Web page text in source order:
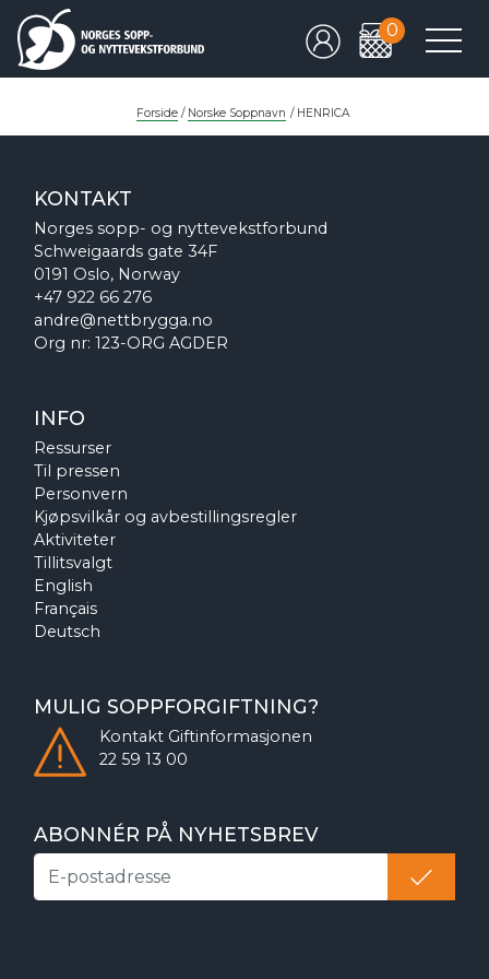
0
Forside / Norske Soppnavn / HENRICA
KONTAKT
Norges sopp- og nyttevekstforbund
Schweigaards gate 34F
0191 Oslo, Norway
+47 922 66 276
andre@nettbrygga.no
Org nr: 123-ORG AGDER
INFO
Ressurser
Til pressen
Personvern
Kjøpsvilkår og avbestillingsregler
Aktiviteter
Tillitsvalgt
English
Français
Deutsch
MULIG SOPPFORGIFTNING?
Kontakt Giftinformasjonen
22 59 13 00
ABONNÉR PÅ NYHETSBREV